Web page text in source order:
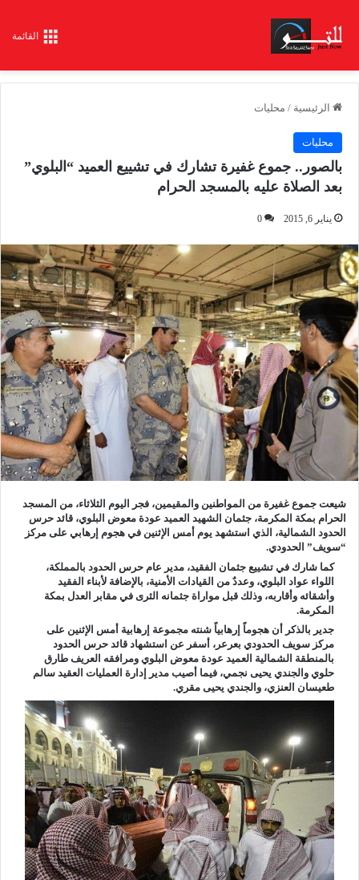
القائمة
الرئيسية / محليات
محليات
بالصور.. جموع غفيرة تشارك في تشييع العميد “البلوي”
بعد الصلاة عليه بالمسجد الحرام
يناير 6, 2015 0
شيعت جموع غفيرة من المواطنين والمقيمين، فجر اليوم الثلاثاء، من المسجد
الحرام بمكة المكرمة، جثمان الشهيد العميد عودة معوض البلوي، قائد حرس
الحدود الشمالية، الذي استشهد يوم أمس الإثنين في هجوم إرهابي على مركز
“سويف” الحدودي.
كما شارك في تشييع جثمان الفقيد، مدير عام حرس الحدود بالمملكة،
اللواء عواد البلوي، وعددٌ من القيادات الأمنية، بالإضافة لأبناء الفقيد
وأشقائه وأقاربه، وذلك قبل مواراة جثمانه الثرى في مقابر العدل بمكة
المكرمة.
جدير بالذكر أن هجوماً إرهابياً شنته مجموعة إرهابية أمس الإثنين على
مركز سويف الحدودي بعرعر، أسفر عن استشهاد قائد حرس الحدود
بالمنطقة الشمالية العميد عودة معوض البلوي ومرافقه العريف طارق
حلوي والجندي يحيى نجمي، فيما أصيب مدير إدارة العمليات العقيد سالم
طعيسان العنزي، والجندي يحيى مقري.